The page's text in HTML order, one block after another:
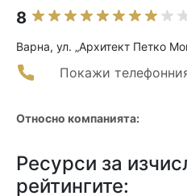
8
Варна, ул. „Архитект Петко
Покажи
Относно компанията:
Ресурси за
рейтингите: